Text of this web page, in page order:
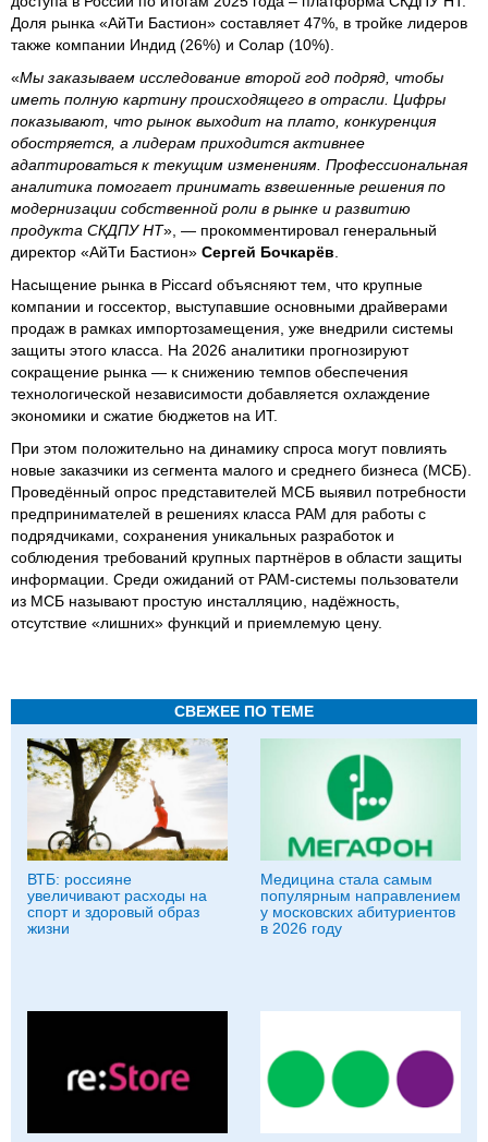
Доля рынка «АйТи Бастион» составляет 47%, в тройке лидеров
также компании Индид (26%) и Солар (10%).
«Мы заказываем исследование второй год подряд, чтобы
иметь полную картину происходящего в отрасли. Цифры
показывают, что рынок выходит на плато, конкуренция
обостряется, а лидерам приходится активнее
адаптироваться к текущим изменениям. Профессиональная
аналитика помогает принимать взвешенные решения по
модернизации собственной роли в рынке и развитию
продукта СКДПУ НТ», — прокомментировал генеральный
директор «АйТи Бастион» Сергей Бочкарёв
Насыщение рынка в Piccard объясняют тем, что крупные
компании и госсектор, выступавшие основными драйверами
продаж в рамках импортозамещения, уже внедрили системы
защиты этого класса. На 2026 аналитики прогнозируют
сокращение рынка — к снижению темпов обеспечения
технологической независимости добавляется охлаждение
экономики и сжатие бюджетов на ИТ.
При этом положительно на динамику спроса могут повлиять
новые заказчики из сегмента малого и среднего бизнеса (МСБ).
Проведённый опрос представителей МСБ выявил потребности
предпринимателей в решениях класса PAM для работы с
подрядчиками, сохранения уникальных разработок и
соблюдения требований крупных партнёров в области защиты
информации. Среди ожиданий от PAM-системы пользователи
из МСБ называют простую инсталляцию, надёжность,
отсутствие «лишних» функций и приемлемую цену.
СВЕЖЕЕ ПО ТЕМЕ
ВТБ: россияне
увеличивают расходы на
спорт и здоровый образ
жизни
Медицина стала самым
популярным направлением
у московских абитуриентов
в 2026 году